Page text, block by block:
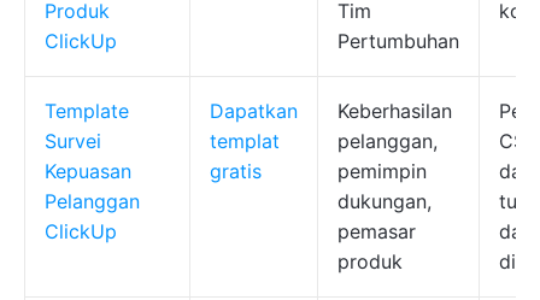
Produk
ClickUp
Tim
Pertumbuhan
Template
Survei
Kepuasan
Pelanggan
ClickUp
Dapatkan
templat
gratis
Keberhasilan
pelanggan,
pemimpin
dukungan,
pemasar
produk